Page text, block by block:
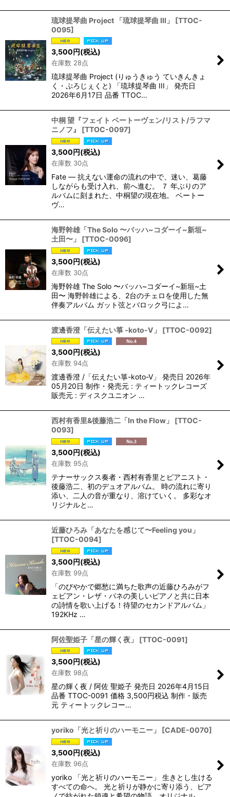
琉球提琴曲 Project 「琉球提琴曲 III」 [TTOC-
0095]
3,500円(税込)
在庫数 28点
琉球提琴曲 Project (りゅうきゅう ていきんきょ
く・ぷろじぇくと) 「琉球提琴曲 III」 発売日
2026年6月17日 品番 TTOC…
中桐 望『フェイト ベートーヴェン/リスト/ラフマ
ニノフ』
[TTOC-0097]
3,500円(税込)
在庫数 30点
Fate — 抗えない運命の流れの中で、迷い、葛藤
しながらも受け入れ、前へ進む。 ７ 年ぶりのア
ルバムに刻まれた、中桐望の現在地。 ベートー
ヴ…
海野幹雄「The Solo 〜バッハ~コダーイ~新垣~
土田〜」
[TTOC-0096]
3,500円(税込)
在庫数 30点
海野幹雄 The Solo 〜バッハ~コダーイ~新垣~土
田〜 海野幹雄による、2台のチェロを使用した無
伴奏アルバム ガット弦とバロック弓によ…
渡邊香澄「伝えたい箏 -koto-V」 [TTOC-0092]
3,500円(税込)
在庫数 94点
渡邊香澄 /「伝えたい箏-koto-V」 発売日 2026年
05月20日 制作・発売元 : ティートックレコーズ
販売元 : ディスクユニオン …
西村有香里&後藤浩二「In the Flow」 [TTOC-
0093]
3,500円(税込)
在庫数 95点
テナーサックス奏者・西村有香里とピアニスト・
後藤浩二、初のデュオアルバム。 時の流れに寄り
添い、二人の音が重なり、溶けていく。 多彩なオ
リジナルと…
近藤ひろみ「あなたを感じて〜Feeling you」
[TTOC-0094]
3,500円(税込)
在庫数 99点
「のびやかで郷愁に満ちた歌声の近藤ひろみがフ
ェビアン・レザ・パネの美しいピアノと共に日本
の詩情を歌い上げる！待望のセカンドアルバム」
192KHz …
阿佐聖姫子「星の輝く夜」 [TTOC-0091]
3,500円(税込)
在庫数 98点
星の輝く夜 / 阿佐 聖姫子 発売日 2026年4月15日
品番 TTOC-0091 価格 3,500円税込 制作・販売
元 ティートックレコー…
yoriko「光と祈りのハーモニー」 [CADE-0070]
3,500円(税込)
在庫数 96点
yoriko 「光と祈りのハーモニー」 生きとし生ける
すべての命へ。 光と祈りが静かに寄り添う、ピア